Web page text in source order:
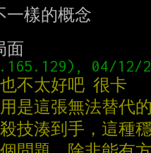
一樣的概念
不太好吧 很卡
是這張無法替代
技湊到手，這種